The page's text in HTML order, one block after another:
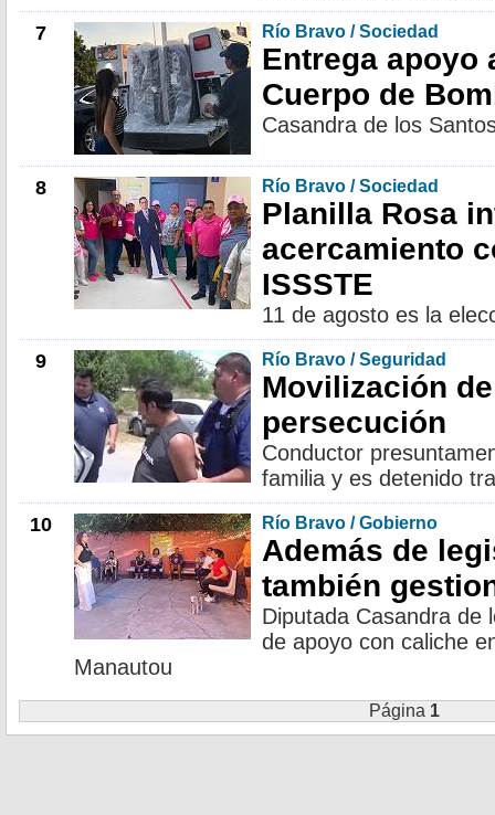
7 Río Bravo / Sociedad
Entrega apoyo
Cuerpo de
Casandra de los
8 Río Bravo / Sociedad
Planilla Rosa
acercamiento
ISSSTE
11 de agosto es la
9 Río Bravo / Seguridad
Movilización
persecución
Conductor
familia y es detenido
10 Río Bravo / Gobierno
Además de
también
Diputada Casandra de
de apoyo con caliche
Manautou
Página 1